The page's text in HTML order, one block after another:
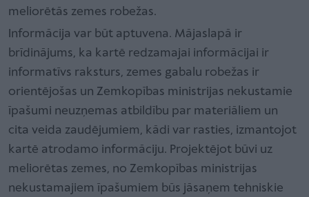
meliorētās zemes robežas.
Informācija var būt aptuvena. Mājaslapā ir
brīdinājums, ka kartē redzamajai informācijai ir
informatīvs raksturs, zemes gabalu robežas ir
orientējošas un Zemkopības ministrijas nekustamie
īpašumi neuzņemas atbildību par materiāliem un
cita veida zaudējumiem, kādi var rasties, izmantojot
kartē atrodamo informāciju. Projektējot būvi uz
meliorētas zemes, no Zemkopības ministrijas
nekustamajiem īpašumiem būs jāsaņem tehniskie